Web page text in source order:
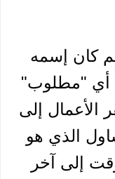
كان إسمه
أي "مطلوب"
الأعمال إلى
شاول الذي هو
إلى آخر